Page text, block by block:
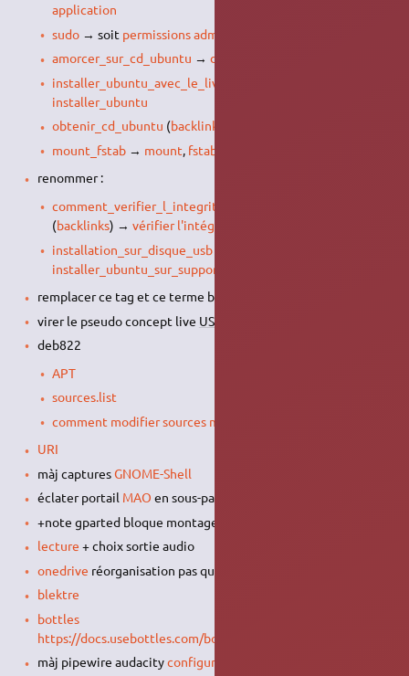
application
sudo → soit permissions administrateur
amorcer_sur_cd_ubuntu →demarrer_live_usb
installer_ubuntu_avec_le_live_cd
installer_ubuntu
obtenir_cd_ubuntu (backlinks
mount_fstab → mount, fstab
renommer :
comment_verifier_l_integrite_de_son_image_cd
(backlinks) →vérifier l'intégrité d'une image disque
installation_sur_disque_usb
installer_ubuntu_sur_support_externe
remplacer ce tag et ce terme bidon :
virer le pseudo concept live USB
deb822
APT
sources.list
comment modifier sources maj
URI
màj capturesGNOME-Shell
éclater portail MAO en sous-pages
+note gparted bloque montage auto
lecture + choix sortie audio
onedrive réorganisation pas qu'un seul client
blektre
bottles
https://docs.usebottles.com/bottles/programs#flatpak
màj pipewire audacityconfiguration